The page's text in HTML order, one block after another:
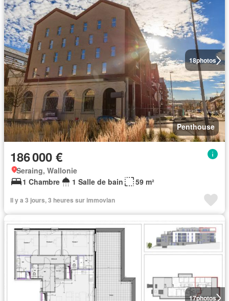
18photos
Penthouse
186 000 €
Seraing, Wallonie
1 Chambre
1 Salle de bain 59 m²
Il y a 3 jours, 3 heures sur immovlan
17photos